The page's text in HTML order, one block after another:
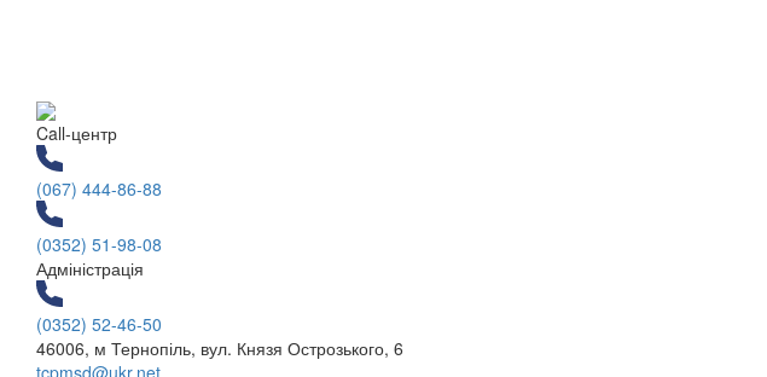
Call-центр
(067) 444-86-88
(0352) 51-98-08
Адміністрація
(0352) 52-46-50
46006, м Тернопіль, вул. Князя Острозького, 6
tcpmsd@ukr.net